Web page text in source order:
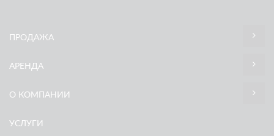
ПРОДАЖА
АРЕНДА
О КОМПАНИИ
УСЛУГИ